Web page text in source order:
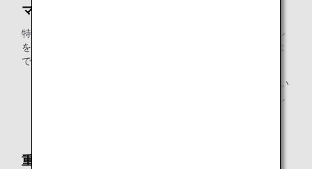
マイルの払い戻しはできません
特典をご利用にならなかった場合、交換に使用されたマイル
をマイル口座へ払い戻すことや、他の特典に交換することは
できません。ご利用にならなかった特典は無効となります。
につい
ては、未使用の場合、払い戻しの対象となります。詳し
重要なお知らせ：